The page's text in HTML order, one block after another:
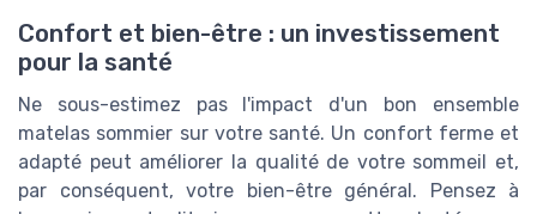
Confort et bien-être : un investissement
pour la santé
Ne sous-estimez pas l'impact d'un bon ensemble
matelas sommier sur votre santé. Un confort ferme et
adapté peut améliorer la qualité de votre sommeil et,
par conséquent, votre bien-être général. Pensez à